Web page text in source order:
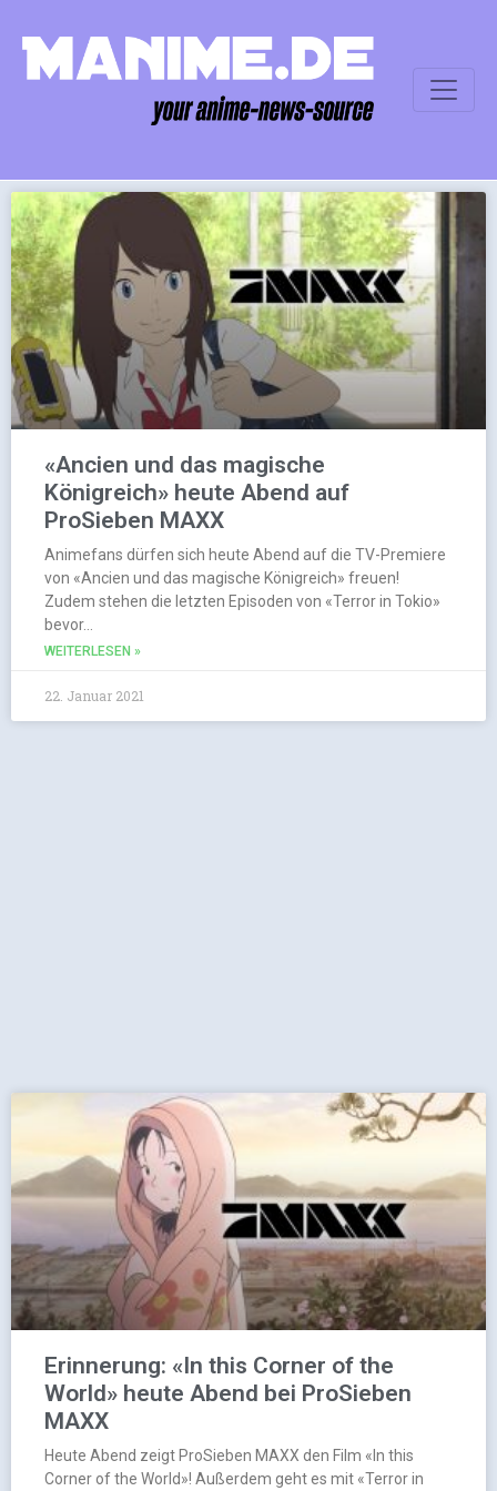
«Ancien und das magische
Königreich» heute Abend auf
ProSieben MAXX
Animefans dürfen sich heute Abend auf die TV-Premiere
von «Ancien und das magische Königreich» freuen!
Zudem stehen die letzten Episoden von «Terror in Tokio»
bevor…
WEITERLESEN »
22. Januar 2021
Erinnerung: «In this Corner of the
World» heute Abend bei ProSieben
MAXX
Heute Abend zeigt ProSieben MAXX den Film «In this
Corner of the World»! Außerdem geht es mit «Terror in